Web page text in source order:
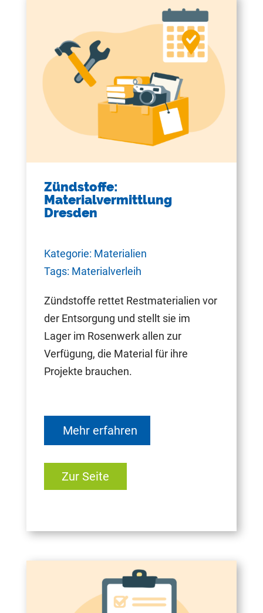
Zündstoffe:
Materialvermittlung
Dresden
Kategorie: Materialien
Tags: Materialverleih
Zündstoffe rettet Restmaterialien vor
der Entsorgung und stellt sie im
Lager im Rosenwerk allen zur
Verfügung, die Material für ihre
Projekte brauchen.
Mehr erfahren
Zur Seite